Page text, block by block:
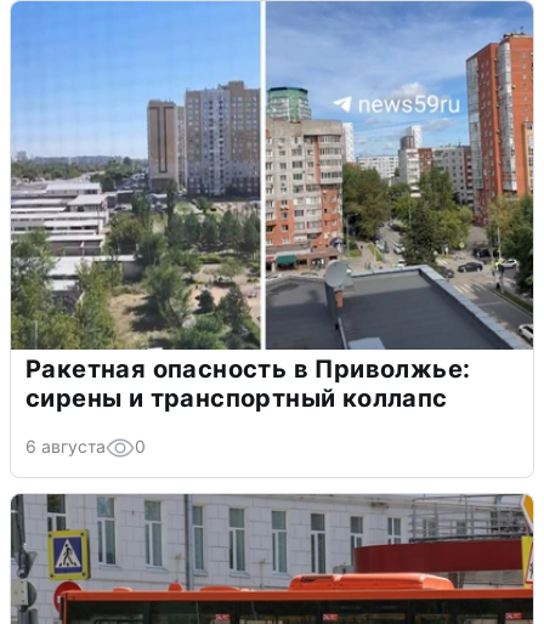
Ракетная опасность в Приволжье:
сирены и транспортный коллапс
6 августа 0